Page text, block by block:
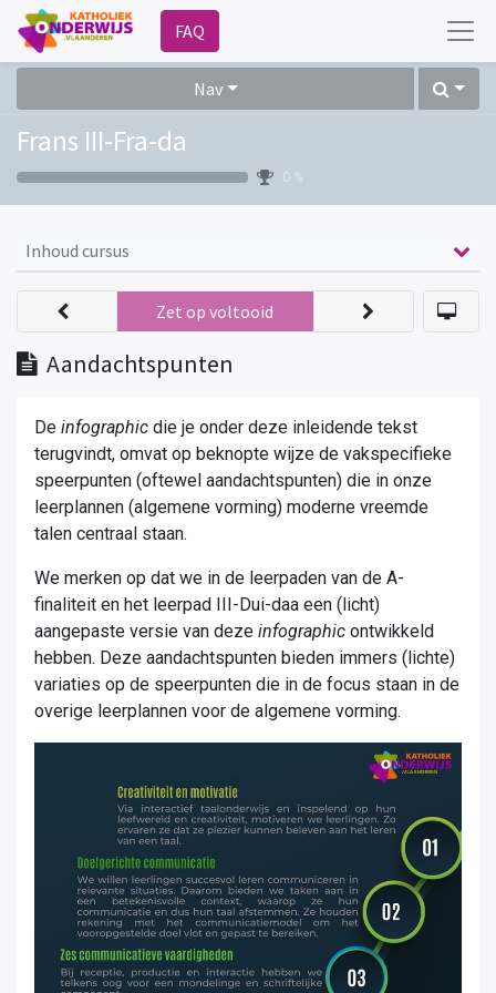
FAQ
Nav
Frans III-Fra-da
0 %
Inhoud cursus
Aandachtspunten
Zet op voltooid
De infographic die je onder deze inleidende tekst
terugvindt, omvat op beknopte wijze de vakspecifieke
speerpunten (oftewel aandachtspunten) die in onze
leerplannen (algemene vorming) moderne vreemde
talen centraal staan.
We merken op dat we in de leerpaden van de A-
finaliteit en het leerpad III-Dui-daa een (licht)
aangepaste versie van deze infographic ontwikkeld
hebben. Deze aandachtspunten bieden immers (lichte)
variaties op de speerpunten die in de focus staan in de
overige leerplannen voor de algemene vorming.